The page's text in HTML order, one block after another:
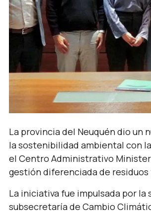
La provincia del Neuquén dio un
la sostenibilidad ambiental con
el Centro Administrativo
gestión diferenciada de
La iniciativa fue impulsada por
subsecretaría de Cambio